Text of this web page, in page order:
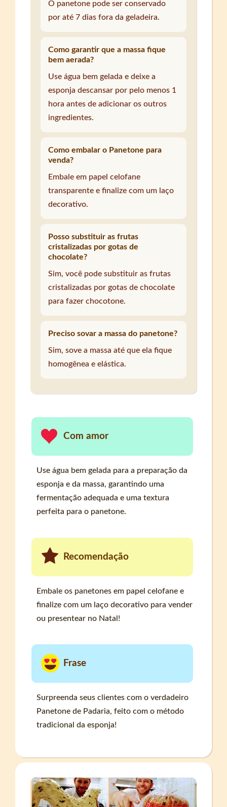
O panetone pode ser conservado
por até 7 dias fora da geladeira.
Como garantir que a massa fique
bem aerada?
Use água bem gelada e deixe a
esponja descansar por pelo menos 1
hora antes de adicionar os outros
ingredientes.
Como embalar o Panetone para
venda?
Embale em papel celofane
transparente e finalize com um laço
decorativo.
Posso substituir as frutas
cristalizadas por gotas de
chocolate?
Sim, você pode substituir as frutas
cristalizadas por gotas de chocolate
para fazer chocotone.
Preciso sovar a massa do panetone?
Sim, sove a massa até que ela fique
homogênea e elástica.
Com amor
Use água bem gelada para a preparação da
esponja e da massa, garantindo uma
fermentação adequada e uma textura
perfeita para o panetone.
Recomendação
Embale os panetones em papel celofane e
finalize com um laço decorativo para vender
ou presentear no Natal!
Frase
Surpreenda seus clientes com o verdadeiro
Panetone de Padaria, feito com o método
tradicional da esponja!